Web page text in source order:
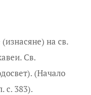
на св.
Св.
(Начало
с. 383).